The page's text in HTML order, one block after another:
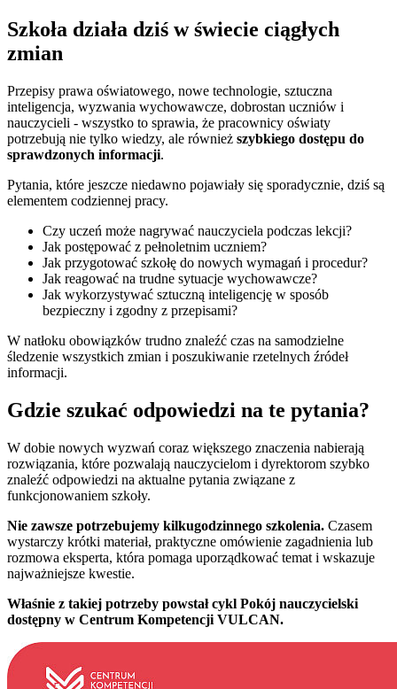
Szkoła działa dziś w świecie ciągłych
zmian
Przepisy prawa oświatowego, nowe technologie, sztuczna
inteligencja, wyzwania wychowawcze, dobrostan uczniów i
nauczycieli - wszystko to sprawia, że pracownicy oświaty
potrzebują nie tylko wiedzy, ale również szybkiego dostępu do
sprawdzonych informacji.
Pytania, które jeszcze niedawno pojawiały się sporadycznie, dziś są
elementem codziennej pracy.
Czy uczeń może nagrywać nauczyciela podczas lekcji?
Jak postępować z pełnoletnim uczniem?
Jak przygotować szkołę do nowych wymagań i procedur?
Jak reagować na trudne sytuacje wychowawcze?
Jak wykorzystywać sztuczną inteligencję w sposób
bezpieczny i zgodny z przepisami?
W natłoku obowiązków trudno znaleźć czas na samodzielne
śledzenie wszystkich zmian i poszukiwanie rzetelnych źródeł
informacji.
Gdzie szukać odpowiedzi na te pytania?
W dobie nowych wyzwań coraz większego znaczenia nabierają
rozwiązania, które pozwalają nauczycielom i dyrektorom szybko
znaleźć odpowiedzi na aktualne pytania związane z
funkcjonowaniem szkoły.
Nie zawsze potrzebujemy kilkugodzinnego szkolenia. Czasem
wystarczy krótki materiał, praktyczne omówienie zagadnienia lub
rozmowa eksperta, która pomaga uporządkować temat i wskazuje
najważniejsze kwestie.
Właśnie z takiej potrzeby powstał cykl Pokój nauczycielski
dostępny w Centrum Kompetencji VULCAN.